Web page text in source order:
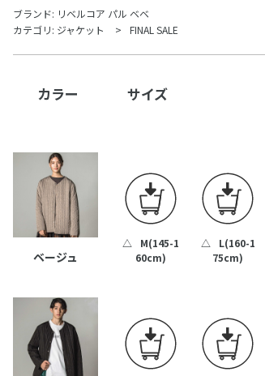
ブランド: リベルコア パル ベベ
カテゴリ: ジャケット FINAL SALE
カラー サイズ
ベージュ
△
M(145-1
60cm)
△
L(160-1
75cm)